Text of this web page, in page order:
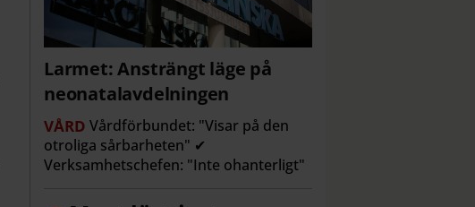
Larmet: Ansträngt läge på
neonatalavdelningen
VÅRD Vårdförbundet: "Visar på den
otroliga sårbarheten" ✔
Verksamhetschefen: "Inte ohanterligt"